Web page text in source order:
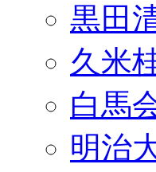
黒田
久米
白馬
明治